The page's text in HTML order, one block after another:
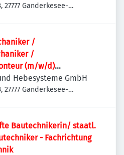
| International
27777 Ganderkesee-
/
/
(m/w/d)
| Anlagenbau |
| Service &
Hebesysteme GmbH
27777 Ganderkesee-
Bautechnikerin/ staatl.
- Fachrichtung